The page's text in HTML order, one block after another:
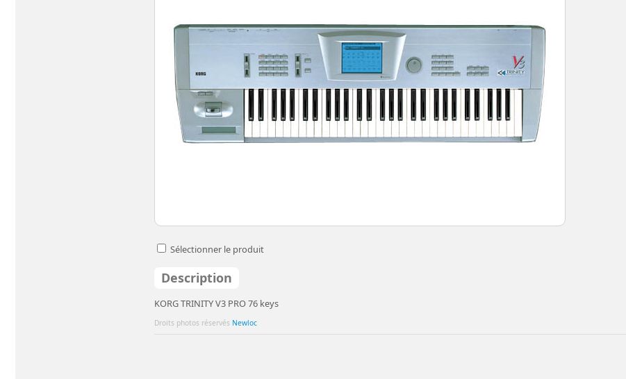
Sélectionner le produit
Description
KORG TRINITY V3 PRO 76 keys
Droits photos réservés Newloc